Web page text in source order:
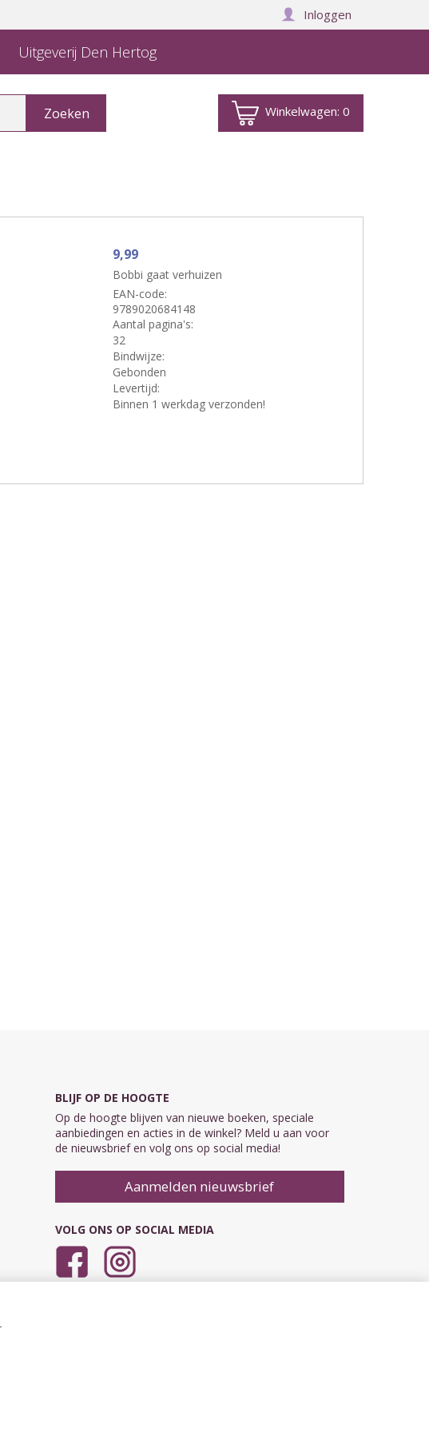
Inloggen
Uitgeverij Den Hertog
Winkelwagen:0
9,99
Bobbi gaat verhuizen
EAN-code:
9789020684148
Aantal pagina's:
32
Bindwijze:
Gebonden
Levertijd:
Binnen 1 werkdag verzonden!
BLIJF OP DE HOOGTE
Op de hoogte blijven van nieuwe boeken, speciale
aanbiedingen en acties in de winkel? Meld u aan voor
de nieuwsbrief en volg ons op social media!
Aanmelden nieuwsbrief
VOLG ONS OP SOCIAL MEDIA